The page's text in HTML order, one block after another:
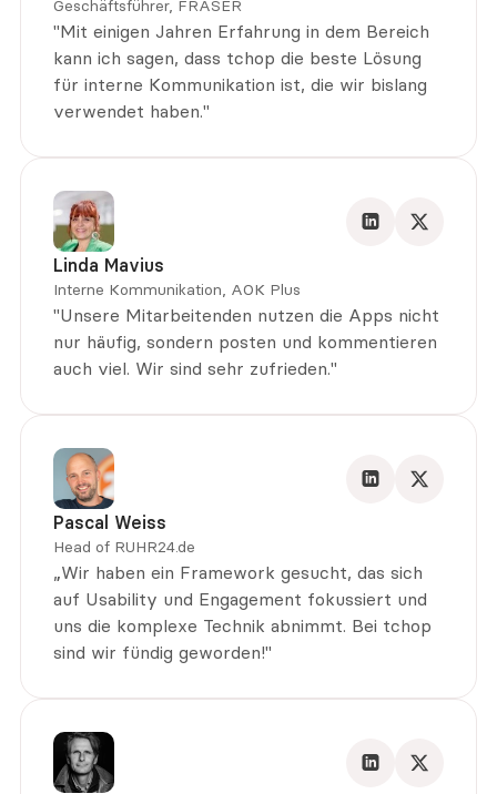
Geschäftsführer, FRASER
"Mit einigen Jahren Erfahrung in dem Bereich
kann ich sagen, dass tchop die beste Lösung
für interne Kommunikation ist, die wir bislang
verwendet haben."
Linda Mavius
Interne Kommunikation, AOK Plus
"Unsere Mitarbeitenden nutzen die Apps nicht
nur häufig, sondern posten und kommentieren
auch viel. Wir sind sehr zufrieden."
Pascal Weiss
Head of RUHR24.de
„Wir haben ein Framework gesucht, das sich
auf Usability und Engagement fokussiert und
uns die komplexe Technik abnimmt. Bei tchop
sind wir fündig geworden!"